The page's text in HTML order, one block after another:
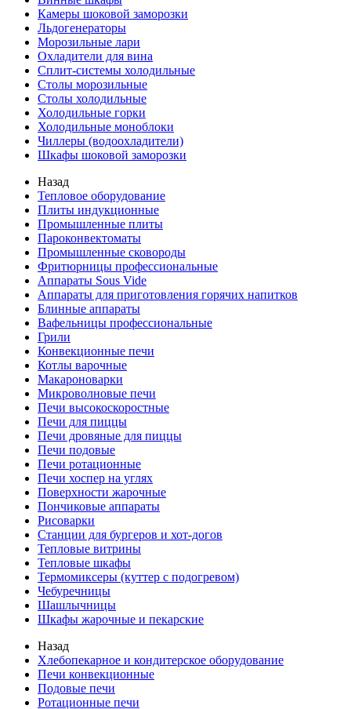
Камеры шоковой заморозки
Льдогенераторы
Морозильные лари
Охладители для вина
Сплит-системы холодильные
Столы морозильные
Столы холодильные
Холодильные горки
Холодильные моноблоки
Чиллеры (водоохладители)
Шкафы шоковой заморозки
Назад
Тепловое оборудование
Плиты индукционные
Промышленные плиты
Пароконвектоматы
Промышленные сковороды
Фритюрницы профессиональные
Аппараты Sous Vide
Аппараты для приготовления горячих напитков
Блинные аппараты
Вафельницы профессиональные
Грили
Конвекционные печи
Котлы варочные
Макароноварки
Микроволновые печи
Печи высокоскоростные
Печи для пиццы
Печи дровяные для пиццы
Печи подовые
Печи ротационные
Печи хоспер на углях
Поверхности жарочные
Пончиковые аппараты
Рисоварки
Станции для бургеров и хот-догов
Тепловые витрины
Тепловые шкафы
Термомиксеры (куттер с подогревом)
Чебуречницы
Шашлычницы
Шкафы жарочные и пекарские
Назад
Хлебопекарное и кондитерское оборудование
Печи конвекционные
Подовые печи
Ротационные печи